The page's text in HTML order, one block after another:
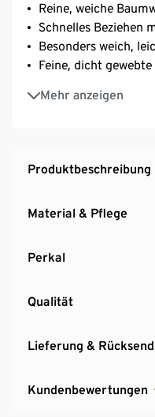
Reine, weiche
Schnelles Beziehen
Besonders weich,
Feine, dicht
Mehr anzeigen
Unterstützt die
Produktbeschreibung
Material & Pflege
Perkal
Qualität
Lieferung &
Kundenbewertungen